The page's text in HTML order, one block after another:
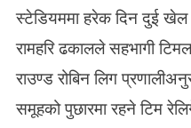
स्टेडियममा हरेक दिन दुई
रामहरि ढकालले सहभागी
राउण्ड रोबिन लिग
समूहको पुछारमा रहने टिम